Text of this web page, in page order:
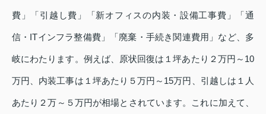
費」「引越し費」「新オフィスの内装・設備工事費」「通
信・ITインフラ整備費」「廃棄・手続き関連費用」など、多
岐にわたります。例えば、原状回復は１坪あたり２万円～10
万円、内装工事は１坪あたり５万円～15万円、引越しは１人
あたり２万～５万円が相場とされています。これに加えて、